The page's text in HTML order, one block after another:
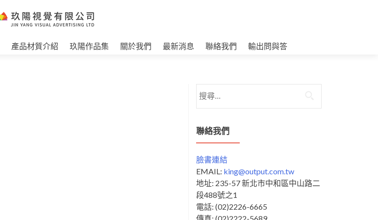
產品材質介紹 玖陽作品集 關於我們 最新消息 聯絡我們 輸出問與答
尋
鍵
字:
聯絡我們
臉書連結
EMAIL: king@output.com.tw
地址: 235-57 新北市中和區中山路二
段488號之1
電話: (02)2226-6665